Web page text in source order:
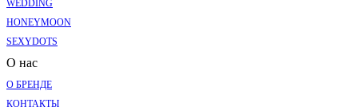
WEDDING
HONEYMOON
SEXYDOTS
О нас
О БРЕНДЕ
КОНТАКТЫ